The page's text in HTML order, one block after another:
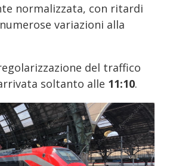
normalizzata, con ritardi
variazioni alla
del traffico
soltanto alle 11:10.